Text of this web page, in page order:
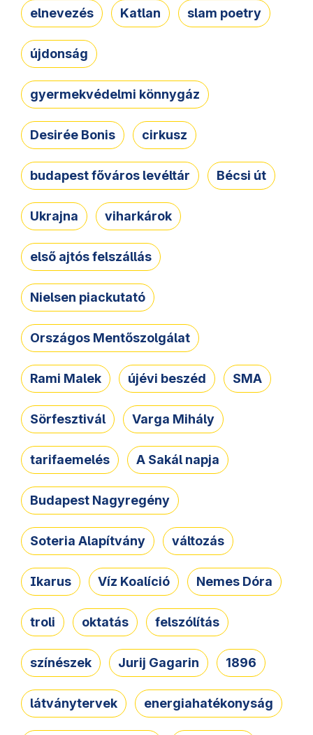
elnevezés Katlan slam poetry
újdonság
gyermekvédelmi könnygáz
Desirée Bonis cirkusz
budapest főváros levéltár Bécsi út
Ukrajna viharkárok
első ajtós felszállás
Nielsen piackutató
Országos Mentőszolgálat
Rami Malek újévi beszéd SMA
Sörfesztivál Varga Mihály
tarifaemelés A Sakál napja
Budapest Nagyregény
Soteria Alapítvány változás
Ikarus Víz Koalíció Nemes Dóra
troli oktatás felszólítás
színészek Jurij Gagarin 1896
látványtervek energiahatékonyság